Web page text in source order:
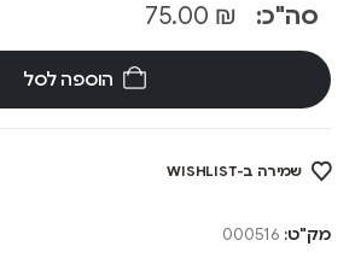
סה"כ: ₪
הוספה לסל
שמירה ב-WISHLIST
מק"ט: 000516